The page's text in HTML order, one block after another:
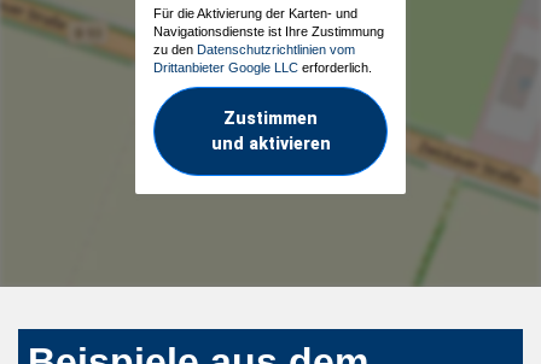
Für die Aktivierung der Karten- und
Navigationsdienste ist Ihre Zustimmung
zu den Datenschutzrichtlinien vom
Drittanbieter Google LLC erforderlich.
Zustimmen
und aktivieren